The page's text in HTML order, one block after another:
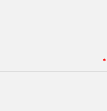
*